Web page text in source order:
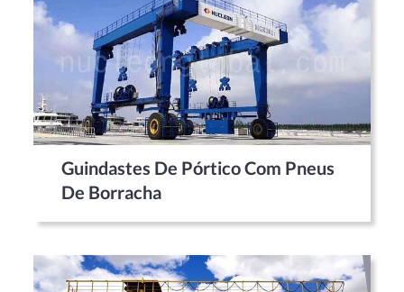
Guindastes De Pórtico Com Pneus
De Borracha